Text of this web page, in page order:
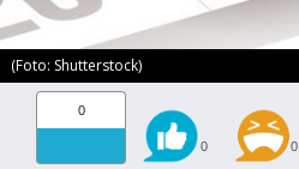
(Foto: Shutterstock)
0
0 0